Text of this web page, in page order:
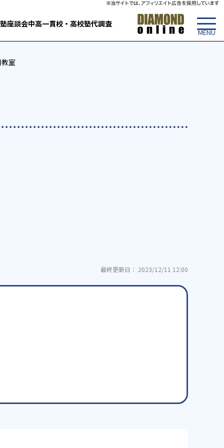
座談会中高一貫校・高校塾代調査
室
最終更新日： 2023/12/11 12:00